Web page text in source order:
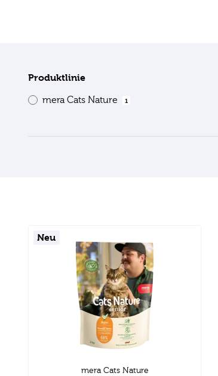
Produktlinie
mera Cats Nature 1
Neu
mera Cats Nature